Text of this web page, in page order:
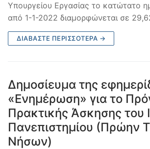
Υπουργείου Εργασίας το κατώτατο
από 1-1-2022 διαμορφώνεται σε
ΔΙΑΒΆΣΤΕ ΠΕΡΙΣΣΌΤΕΡΑ →
Δημοσίευμα της
«Ενημέρωση» για το
Πρακτικής Άσκησης του
Πανεπιστημίου (Πρώην
Νήσων)